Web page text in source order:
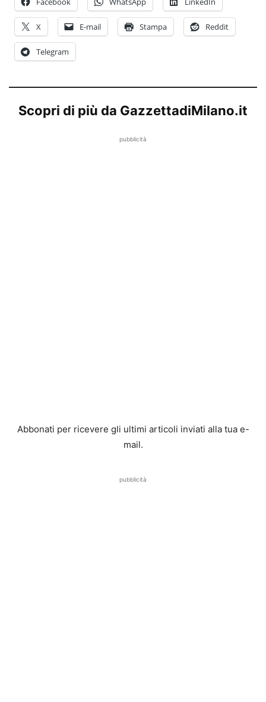
X E-mail Stampa Reddit
Telegram
Scopri di più da GazzettadiMilano.it
pubblicità
Abbonati per ricevere gli ultimi articoli inviati alla tua e-
mail.
pubblicità